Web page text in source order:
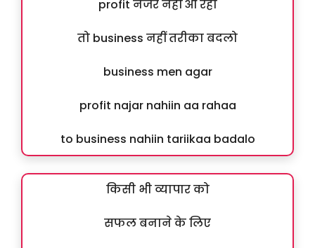
profit नजर नहीं आ रहा
तो business नहीं तरीका बदलो
business men agar
profit najar nahiin aa rahaa
to business nahiin tariikaa badalo
किसी भी व्यापार को
सफल बनाने के लिए